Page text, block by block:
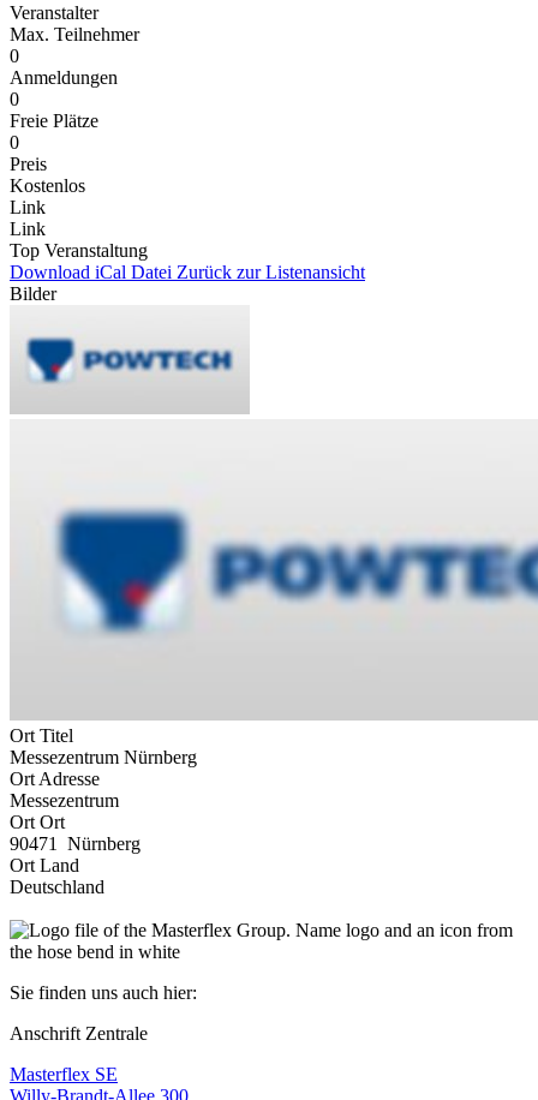
Veranstalter
Max. Teilnehmer
0
Anmeldungen
0
Freie Plätze
0
Preis
Kostenlos
Link
Link
Top Veranstaltung
Download iCal Datei Zurück zur Listenansicht
Bilder
Ort Titel
Messezentrum Nürnberg
Ort Adresse
Messezentrum
Ort Ort
90471 Nürnberg
Ort Land
Deutschland
Sie finden uns auch hier:
Anschrift Zentrale
Masterflex SE
Willy-Brandt-Allee 300